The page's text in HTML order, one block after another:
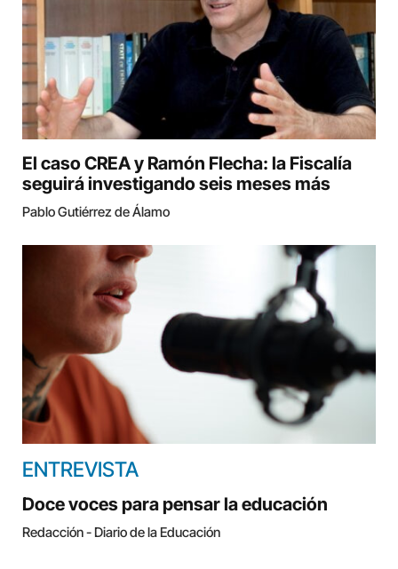
El caso CREA y Ramón Flecha: la Fiscalía
seguirá investigando seis meses más
Pablo Gutiérrez de Álamo
ENTREVISTA
Doce voces para pensar la educación
Redacción - Diario de la Educación